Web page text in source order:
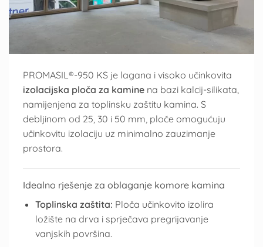
PROMASIL®-950 KS je lagana i visoko učinkovita
izolacijska ploča za kamine na bazi kalcij-silikata,
namijenjena za toplinsku zaštitu kamina. S
debljinom od 25, 30 i 50 mm, ploče omogućuju
učinkovitu izolaciju uz minimalno zauzimanje
prostora.
Idealno rješenje za oblaganje komore kamina
Toplinska zaštita: Ploča učinkovito izolira
ložište na drva i sprječava pregrijavanje
vanjskih površina.